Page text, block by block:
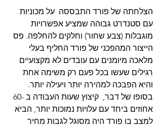
הצלחתה של פורד התבססה  על מכוניות
עם סטנדרט גבוהה שמציע אפשרויות
מוגבלות (צבע שחור) וחלקים להחלפה. פס
הייצור המהפכני של פורד החליף בעלי
מלאכה מיומנים עם עובדים לא מקצועיים
רגילים שעשו בכל פעם רק משימה אחת
והיא הפבכה למהירה יותר ויעילה יותר.
אחוזים ביחד עם עלויות נמוכות יותר, הביא
למצב בו פורד היה מסוגל לגבות מחיר